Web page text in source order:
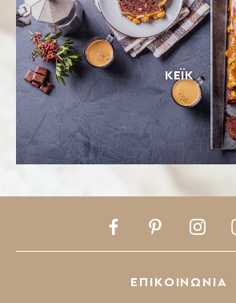
ΚΕΪΚ
ΕΠΙΚΟΙΝΩΝΙΑ
FacebookPinterest